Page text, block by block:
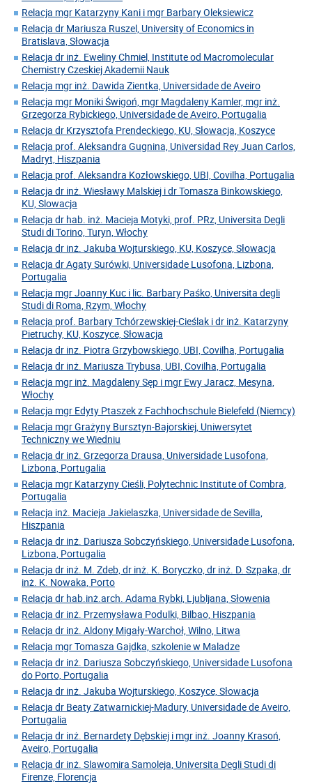
Relacja mgr Katarzyny Kani i mgr Barbary Oleksiewicz
Relacja dr Mariusza Ruszel, University of Economics in
Bratislava, Słowacja
Relacja dr inż. Eweliny Chmiel, Institute od Macromolecular
Chemistry Czeskiej Akademii Nauk
Relacja mgr inż. Dawida Zientka, Universidade de Aveiro
Relacja mgr Moniki Świgoń, mgr Magdaleny Kamler, mgr inż.
Grzegorza Rybickiego, Universidade de Aveiro, Portugalia
Relacja dr Krzysztofa Prendeckiego, KU, Słowacja, Koszyce
Relacja prof. Aleksandra Gugnina, Universidad Rey Juan Carlos,
Madryt, Hiszpania
Relacja prof. Aleksandra Kozłowskiego, UBI, Covilha, Portugalia
Relacja dr inż. Wiesławy Malskiej i dr Tomasza Binkowskiego,
KU, Slowacja
Relacja dr hab. inż. Macieja Motyki, prof. PRz, Universita Degli
Studi di Torino, Turyn, Włochy
Relacja dr inż. Jakuba Wojturskiego, KU, Koszyce, Słowacja
Relacja dr Agaty Surówki, Universidade Lusofona, Lizbona,
Portugalia
Relacja mgr Joanny Kuc i lic. Barbary Paśko, Universita degli
Studi di Roma, Rzym, Włochy
Relacja prof. Barbary Tchórzewskiej-Cieślak i dr inż. Katarzyny
Pietruchy, KU, Koszyce, Słowacja
Relacja dr inz. Piotra Grzybowskiego, UBI, Covilha, Portugalia
Relacja dr inż. Mariusza Trybusa, UBI, Covilha, Portugalia
Relacja mgr inż. Magdaleny Sęp i mgr Ewy Jaracz, Mesyna,
Włochy
Relacja mgr Edyty Ptaszek z Fachhochschule Bielefeld (Niemcy)
Relacja mgr Grażyny Bursztyn-Bajorskiej, Uniwersytet
Techniczny we Wiedniu
Relacja dr inż. Grzegorza Drausa, Universidade Lusofona,
Lizbona, Portugalia
Relacja mgr Katarzyny Cieśli, Polytechnic Institute of Combra,
Portugalia
Relacja inż. Macieja Jakielaszka, Universidade de Sevilla,
Hiszpania
Relacja dr inż. Dariusza Sobczyńskiego, Universidade Lusofona,
Lizbona, Portugalia
Relacja dr inż. M. Zdeb, dr inż. K. Boryczko, dr inż. D. Szpaka, dr
inż. K. Nowaka, Porto
Relacja dr hab.inż.arch. Adama Rybki, Ljubljana, Słowenia
Relacja dr inż. Przemysława Podulki, Bilbao, Hiszpania
Relacja dr inż. Aldony Migały-Warchoł, Wilno, Litwa
Relacja mgr Tomasza Gajdka, szkolenie w Maladze
Relacja dr inż. Dariusza Sobczyńskiego, Universidade Lusofona
do Porto, Portugalia
Relacja dr inż. Jakuba Wojturskiego, Koszyce, Słowacja
Relacja dr Beaty Zatwarnickiej-Madury, Universidade de Aveiro,
Portugalia
Relacja dr inż. Bernardety Dębskiej i mgr inż. Joanny Krasoń,
Aveiro, Portugalia
Relacja dr inż. Slawomira Samoleja, Universita Degli Studi di
Firenze, Florencja